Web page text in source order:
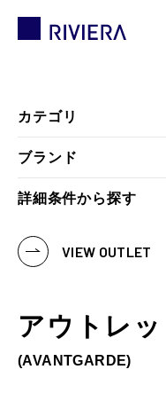
アウトレ
(AVANTGARDE)
カテゴリ
ブランド
詳細条件から探す
VIEW OUTLET